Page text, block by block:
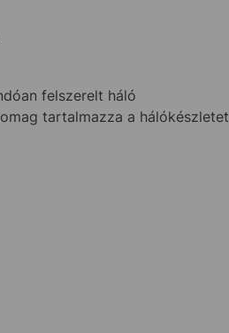
felszerelt háló
tartalmazza a hálókészletet